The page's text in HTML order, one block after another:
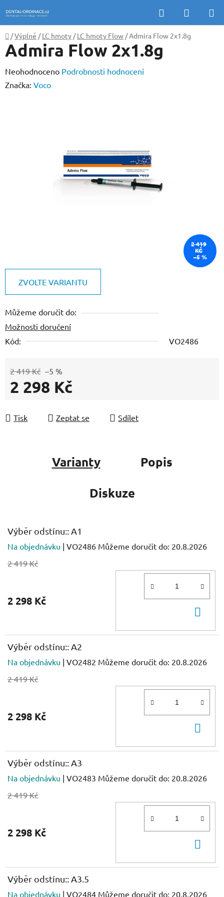
na
obsah
Hledat
KOŠÍK
Domů
/Výplně / LC hmoty / LC hmoty Flow /Admira Flow 2x1.8g
ZVOLTE VARIANTU
Můžeme doručit do:
Možnosti doručení
Kód:
VO2486
2 419 Kč –5 %
2 298 Kč
Tisk
Zeptat se Sdílet
Admira Flow 2x1.8g
Průměrné
hodnocení
Neohodnoceno Podrobnosti hodnocení
Značka: Voco
2 419
KČ
–5 %
Varianty
Popis
Diskuze
Výběr odstínu:: A1
Na objednávku | VO2486 Můžeme doručit do: 20.8.2026
2 419 Kč
2 298 Kč
Výběr odstínu:: A2
Na objednávku | VO2482 Můžeme doručit do: 20.8.2026
2 419 Kč
2 298 Kč
Výběr odstínu:: A3
Na objednávku | VO2483 Můžeme doručit do: 20.8.2026
2 419 Kč
2 298 Kč
Výběr odstínu:: A3.5
Na objednávku | VO2484 Můžeme doručit do: 20.8.2026